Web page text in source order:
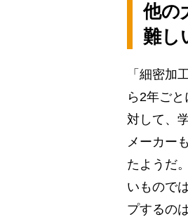
他の
難し
「細密加
ら2年ご
対して、
メーカー
たようだ
いもので
プするの